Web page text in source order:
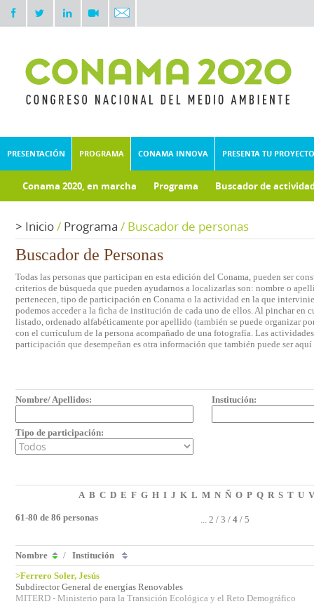
PRESENTACIÓN PROGRAMA CONAMA INNOVA PRESENTA TU PROYECTO
Conama 2020, en marcha Programa Buscador de
> Inicio/ Programa / Buscador de personas
Buscador de Personas
Todas las personas que participan en esta edición del Conama, pueden ser
criterios de búsqueda que pueden ayudarnos a localizarlas son: nombre o
pertenecen, tipo de participación en Conama o la actividad en la que
podemos acceder a la ficha de institución de cada uno de ellos. Al pinchar en
listado, ordenado alfabéticamente por apellido (también se puede organizar
con el currículum de la persona acompañado de una fotografía. Las
participación que desempeñan es otra información que también puede ser
Nombre/ Apellidos: Institución:
Tipo de participación:
A B C D E F G H I J K L M N Ñ O P Q R S T U V
61-80 de 86 personas ... 2 / 3 / 4 / 5
Nombre / Institución
>Ferrero Soler, Jesús
Subdirector General de energías Renovables
MITERD - Ministerio para la Transición Ecológica y el Reto Demográfico